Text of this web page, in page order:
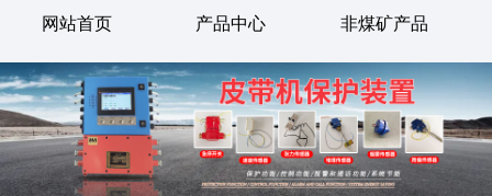
网站首页 产品中心 非煤矿产品
KHJ0.312型矿用双向急停开关